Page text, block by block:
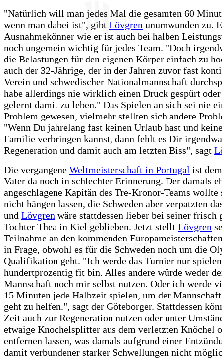
"Natürlich will man jedes Mal die gesamten 60
wenn man dabei ist", gibt Lövgren unumwunden zu.
Ausnahmekönner wie er ist auch bei halben
noch ungemein wichtig für jedes Team. "Doch
die Belastungen für den eigenen Körper einfach zu
auch der 32-Jährige, der in der Jahren zuvor fast
Verein und schwedischer Nationalmannschaft
habe allerdings nie wirklich einen Druck gespürt
gelernt damit zu leben." Das Spielen an sich sei nie
Problem gewesen, vielmehr stellten sich andere
"Wenn Du jahrelang fast keinen Urlaub hast und
Familie verbringen kannst, dann fehlt es Dir
Regeneration und damit auch am letzten Biss", sagt
Die vergangene Weltmeisterschaft in Portugal ist
Vater da noch in schlechter Erinnerung. Der damals
angeschlagene Kapitän des Tre-Kronor-Teams wollte
nicht hängen lassen, die Schweden aber verpatzten
und Lövgren wäre stattdessen lieber bei seiner frisch
Tochter Thea in Kiel geblieben. Jetzt stellt Lövgren
Teilnahme an den kommenden
in Frage, obwohl es für die Schweden noch um die
Qualifikation geht. "Ich werde das Turnier nur
hundertprozentig fit bin. Alles andere würde weder
Mannschaft noch mir selbst nutzen. Oder ich werde
15 Minuten jede Halbzeit spielen, um der Mannschaft
geht zu helfen.", sagt der Göteborger. Stattdessen
Zeit auch zur Regeneration nutzen oder unter
etwaige Knochelsplitter aus dem verletzten Knöchel
entfernen lassen, was damals aufgrund einer
damit verbundener starker Schwellungen nicht